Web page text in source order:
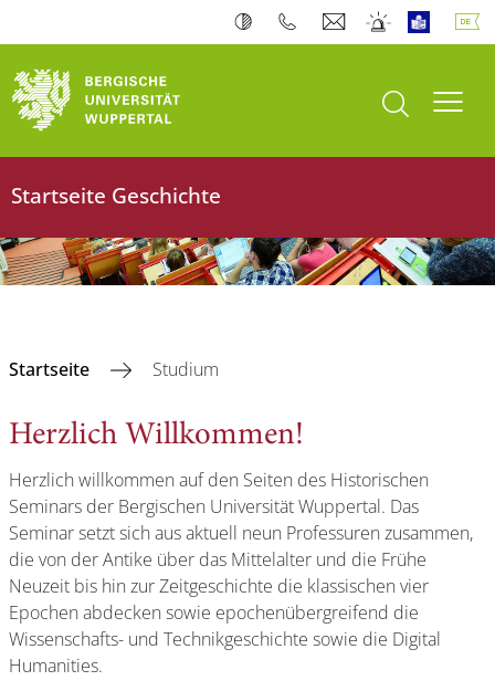
Suche öffnen
Startseite Geschichte
Startseite Studium
Herzlich Willkommen!
Herzlich willkommen auf den Seiten des Historischen
Seminars der Bergischen Universität Wuppertal. Das
Seminar setzt sich aus aktuell neun Professuren zusammen,
die von der Antike über das Mittelalter und die Frühe
Neuzeit bis hin zur Zeitgeschichte die klassischen vier
Epochen abdecken sowie epochenübergreifend die
Wissenschafts- und Technikgeschichte sowie die Digital
Humanities.